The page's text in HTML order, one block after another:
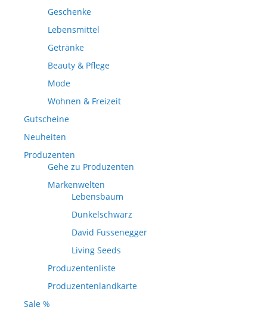
Geschenke
Lebensmittel
Getränke
Beauty & Pflege
Mode
Wohnen & Freizeit
Gutscheine
Neuheiten
Produzenten
Gehe zu Produzenten
Markenwelten
Lebensbaum
Dunkelschwarz
David Fussenegger
Living Seeds
Produzentenliste
Produzentenlandkarte
Sale %